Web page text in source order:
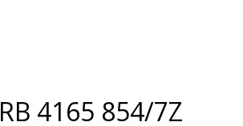
RB 4165 854/7Z